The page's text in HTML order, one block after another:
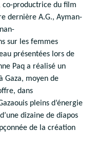
co-productrice du film
dernière A.G., Ayman-
sur les femmes
présentées lors de
Paq a réalisé un
Gaza, moyen de
dans
pleins d’énergie
dizaine de diapos
de la création